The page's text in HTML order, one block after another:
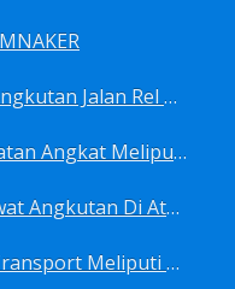
Sertifikasi Operator Alat Angkutan Jalan Rel Meliputi Operator Lokomotif Dan Lori KEMNAKER
Sertifikasi Operator Peralatan Angkat Meliputi Operator Dongkrak Mekanik (Lier) KEMNAKER
Sertifikasi Operator Pesawat Angkutan Di Atas Landasan Dan Di Atas Permukaan Meliputi Antara Lain Operator: Dump Truk KEMNAKER
Sertifikasi Operator Pita Transport Meliputi Operator Eskalator KEMNAKER